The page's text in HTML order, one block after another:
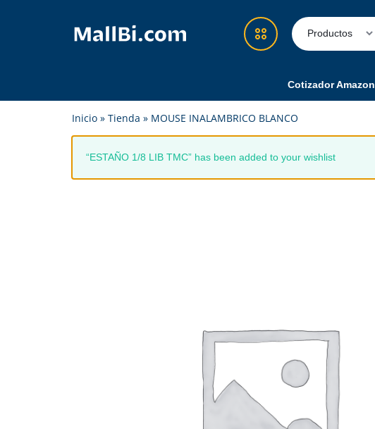
en
Línea
Guatemala
y
confiable
en
Recargas y Superpacks
Electrónicos y Accesorios
Cotizador Amazon
Inicio » Tienda » MOUSE INALAMBRICO BLANCO
“ESTAÑO 1/8 LIB TMC” has been added to your wishlist